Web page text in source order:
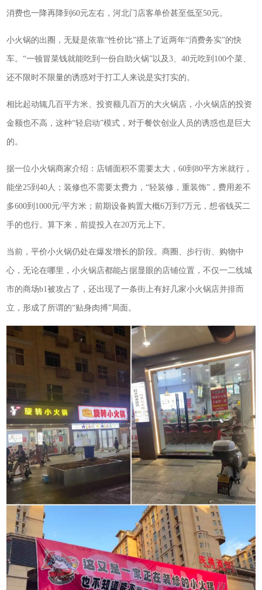
消费也一降再降到60元左右，河北门店客单价甚至低至50元。
小火锅的出圈，无疑是依靠“性价比”搭上了近两年“消费务实”的快
车。“一顿冒菜钱就能吃到一份自助火锅”以及3、40元吃到100个菜、
还不限时不限量的诱惑对于打工人来说是实打实的。
相比起动辄几百平方米、投资额几百万的大火锅店，小火锅店的投资
金额也不高，这种“轻启动”模式，对于餐饮创业人员的诱惑也是巨大
的。
据一位小火锅商家介绍：店铺面积不需要太大，60到80平方米就行，
能坐25到40人；装修也不需要太费力，“轻装修，重装饰”，费用差不
多600到1000元/平方米；前期设备购置大概6万到7万元，想省钱买二
手的也行。算下来，前提投入在20万元上下。
当前，平价小火锅仍处在爆发增长的阶段。商圈、步行街、购物中
心，无论在哪里，小火锅店都能占据显眼的店铺位置，不仅一二线城
市的商场b1被攻占了，还出现了一条街上有好几家小火锅店并排而
立，形成了所谓的“贴身肉搏”局面。